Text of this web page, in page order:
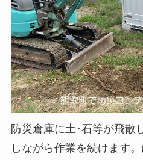
防災倉庫に土･石等が飛散
しながら作業を続けます